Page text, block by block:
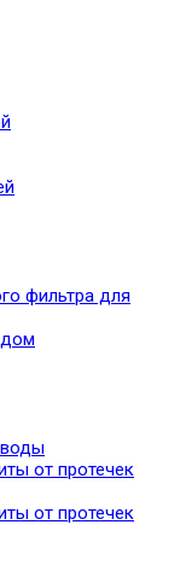
фильтра для
от протечек
от протечек